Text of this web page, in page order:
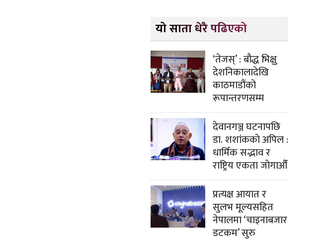
यो साता धेरै पढिएको
‘तेजस्’ : बौद्ध भिक्षु
देशनिकालादेखि
काठमाडौंको
रूपान्तरणसम्म
देवानगञ्ज घटनापछि
डा. शशांककाे अपिल :
धार्मिक सद्भाव र
राष्ट्रिय एकता जोगाऔँ
प्रत्यक्ष आयात र
सुलभ मूल्यसहित
नेपालमा ‘चाइनाबजार
डटकम’ सुरु